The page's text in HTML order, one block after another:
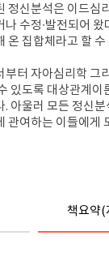
정신분석은 이
나 수정∙발전되어
온 집합체라고 할 수
부터 자아심리학 그
있도록 대상관계
. 아울러 모든 정신
관여하는 이들에게
책요약(